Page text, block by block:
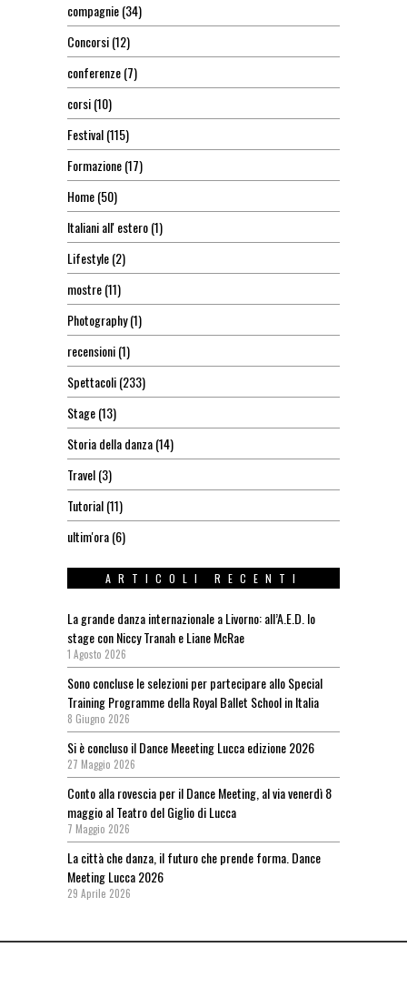
compagnie(34)
Concorsi(12)
conferenze(7)
corsi(10)
Festival(115)
Formazione(17)
Home(50)
Italiani all' estero(1)
Lifestyle(2)
mostre(11)
Photography(1)
recensioni(1)
Spettacoli(233)
Stage(13)
Storia della danza(14)
Travel(3)
Tutorial(11)
ultim'ora(6)
ARTICOLI RECENTI
La grande danza internazionale a Livorno: all’A.E.D. lo
stage con Niccy Tranah e Liane McRae
1 Agosto 2026
Sono concluse le selezioni per partecipare allo Special
Training Programme della Royal Ballet School in Italia
8 Giugno 2026
Si è concluso il Dance Meeeting Lucca edizione 2026
27 Maggio 2026
Conto alla rovescia per il Dance Meeting, al via venerdì 8
maggio al Teatro del Giglio di Lucca
7 Maggio 2026
La città che danza, il futuro che prende forma. Dance
Meeting Lucca 2026
29 Aprile 2026